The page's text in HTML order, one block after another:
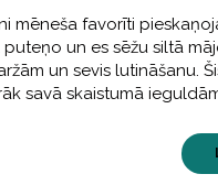
mēneša favorīti
puteņo un es sēžu siltā
un sevis lutināšanu.
savā skaistumā